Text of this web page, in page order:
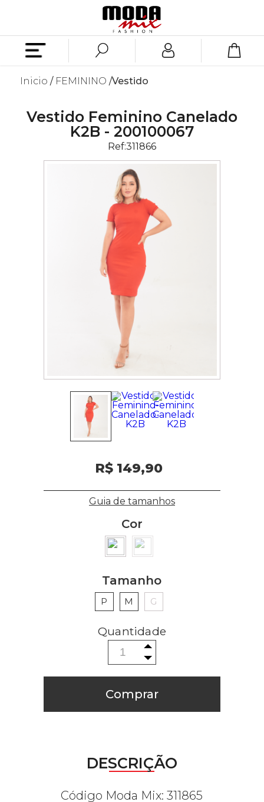
Inicio FEMININO Vestido
Vestido Feminino Canelado
K2B - 200100067
Ref:311866
R$ 149,90
Guia de tamanhos
Cor
Tamanho
P M G
Comprar
DESCRIÇÃO
Código Moda Mix: 311865